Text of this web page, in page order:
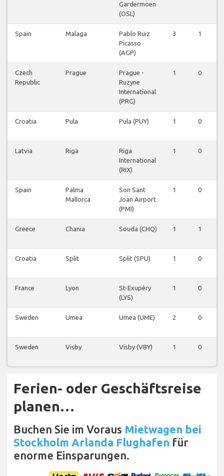
Gardermoen
(OSL)
Spain Malaga
Pablo Ruiz
Picasso
(AGP)
3 1
Czech
Republic
Prague
Prague -
Ruzyne
International
(PRG)
1 0
Croatia Pula Pula (PUY) 1 0
Latvia Riga
Riga
International
(RIX)
1 0
Spain
Palma
Mallorca
Son Sant
Joan Airport
(PMI)
1 0
Greece Chania Souda (CHQ) 1 1
Croatia Split Split (SPU) 1 0
France Lyon
St-Exupéry
(LYS)
1 0
Sweden Umea Umea (UME) 2 0
Sweden Visby Visby (VBY) 1 0
Ferien- oder Geschäftsreise
planen…
Buchen Sie im Voraus Mietwagen bei
Stockholm Arlanda Flughafen für
enorme Einsparungen.